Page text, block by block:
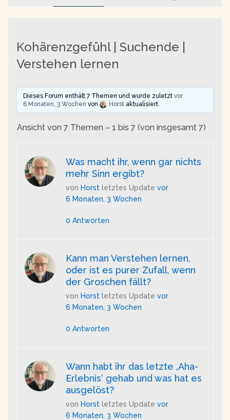
Kohärenzgefühl | Suchende |
Verstehen lernen
Dieses Forum enthält 7 Themen und wurde zuletzt vor
6 Monaten, 3 Wochen von Horstaktualisiert.
Ansicht von 7 Themen – 1 bis 7 (von insgesamt 7)
Was macht ihr, wenn gar nichts
mehr Sinn ergibt?
von Horst letztes Update vor
6 Monaten, 3 Wochen
0 Antworten
Kann man Verstehen lernen,
oder ist es purer Zufall, wenn
der Groschen fällt?
von Horst letztes Update vor
6 Monaten, 3 Wochen
0 Antworten
Wann habt ihr das letzte ‚Aha-
Erlebnis‘ gehab und was hat es
ausgelöst?
von Horst letztes Update vor
6 Monaten, 3 Wochen